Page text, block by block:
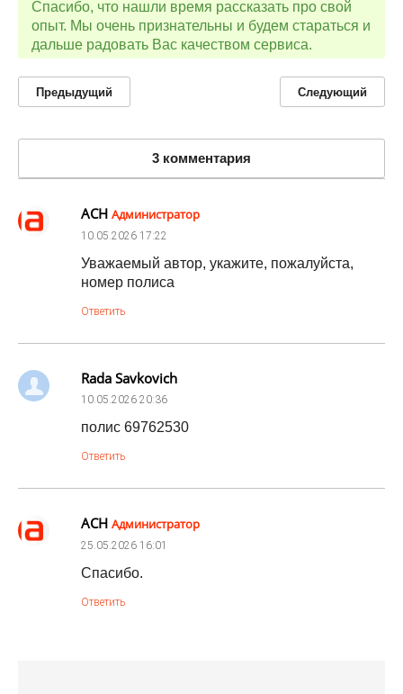
Спасибо, что нашли время рассказать про свой
опыт. Мы очень признательны и будем стараться и
дальше радовать Вас качеством сервиса.
Предыдущий Следующий
3 комментария
АСН Администратор
10.05.2026 17:22
Уважаемый автор, укажите, пожалуйста,
номер полиса
Ответить
Rada Savkovich
10.05.2026 20:36
полис 69762530
Ответить
АСН Администратор
25.05.2026 16:01
Спасибо.
Ответить